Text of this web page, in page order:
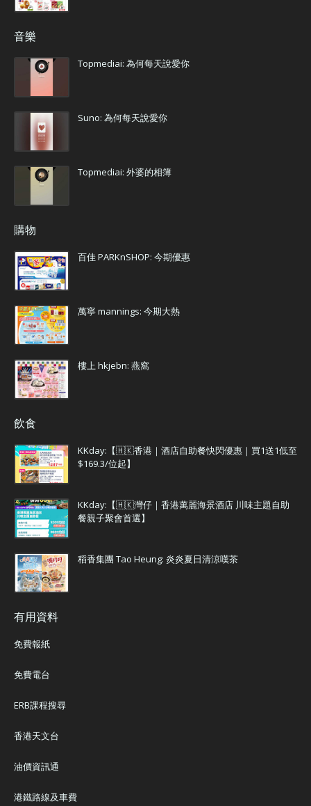
音樂
Topmediai: 為何每天說愛你
Suno: 為何每天說愛你
Topmediai: 外婆的相簿
購物
百佳 PARKnSHOP: 今期優惠
萬寧 mannings: 今期大熱
樓上 hkjebn: 燕窩
飲食
KKday:【🇭🇰香港｜酒店自助餐快閃優惠｜買1送1低至
$169.3/位起】
KKday:【🇭🇰灣仔｜香港萬麗海景酒店 川味主題自助
餐親子聚會首選】
稻香集團 Tao Heung: 炎炎夏日清涼嘆茶
有用資料
免費報紙
免費電台
ERB課程搜尋
香港天文台
油價資訊通
港鐵路線及車費